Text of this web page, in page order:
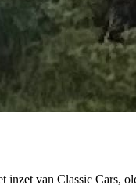
inzet van Classic